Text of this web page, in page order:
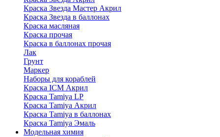
Краска Звезда Мастер Акрил
Краска Звезда в баллонах
Краска масляная
Краска прочая
Краска в баллонах прочая
Лак
Грунт
Маркер
Наборы для кораблей
Краска ICM Акрил
Краска Tamiya LP
Краска Tamiya Акрил
Краска Tamiya в баллонах
Краска Tamiya Эмаль
Модельная химия